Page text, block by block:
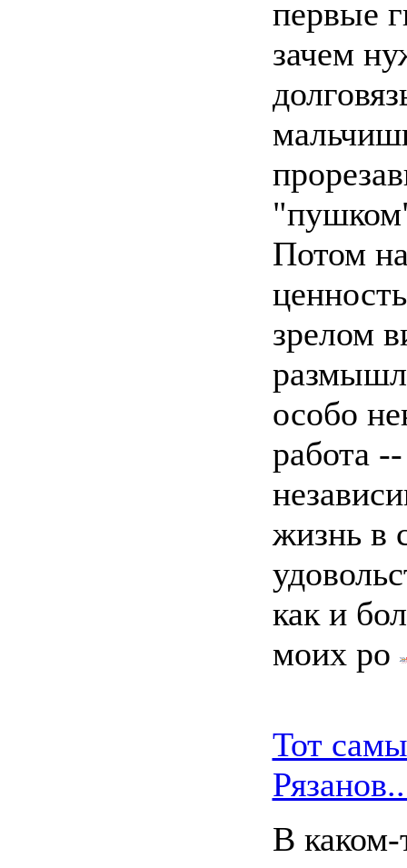
первые
зачем
Потом
зрелом
особо
работа --
жизнь в
как и
моих ро
Тот
В